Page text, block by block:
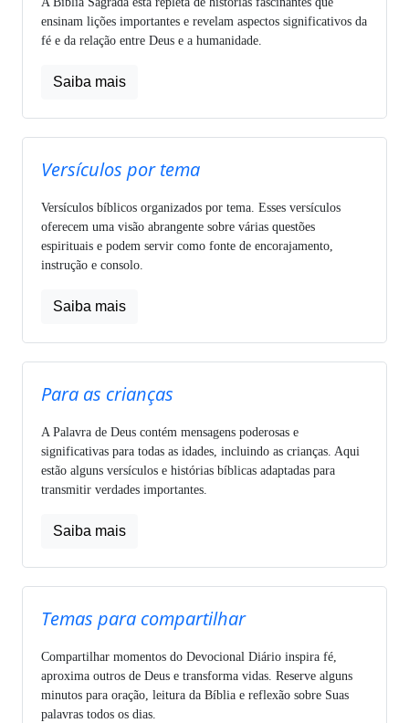
ensinam lições importantes e revelam aspectos significativos da
fé e da relação entre Deus e a humanidade.
Saiba mais
Versículos por tema
Versículos bíblicos organizados por tema. Esses versículos
oferecem uma visão abrangente sobre várias questões
espirituais e podem servir como fonte de encorajamento,
instrução e consolo.
Saiba mais
Para as crianças
A Palavra de Deus contém mensagens poderosas e
significativas para todas as idades, incluindo as crianças. Aqui
estão alguns versículos e histórias bíblicas adaptadas para
transmitir verdades importantes.
Saiba mais
Temas para compartilhar
Compartilhar momentos do Devocional Diário inspira fé,
aproxima outros de Deus e transforma vidas. Reserve alguns
minutos para oração, leitura da Bíblia e reflexão sobre Suas
palavras todos os dias.